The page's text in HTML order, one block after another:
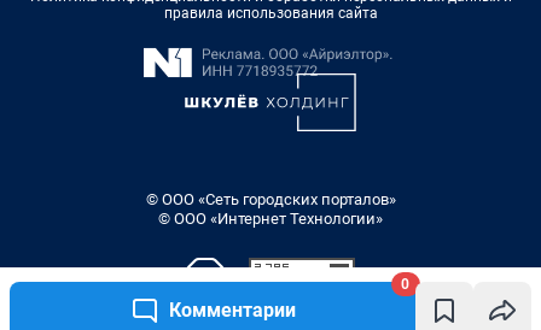
Комментарии
0
правила использования сайта
© ООО «Сеть городских порталов»
© ООО «Интернет Технологии»